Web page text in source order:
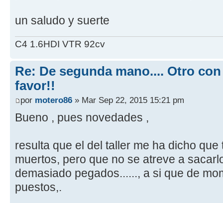
un saludo y suerte
C4 1.6HDI VTR 92cv
Re: De segunda mano.... Otro
favor!!
por motero86 » Mar Sep 22, 2015 15:21 pm
Bueno , pues novedades ,
resulta que el del taller me ha dicho
muertos, pero que no se atreve a
demasiado pegados......, a si que de
puestos,.